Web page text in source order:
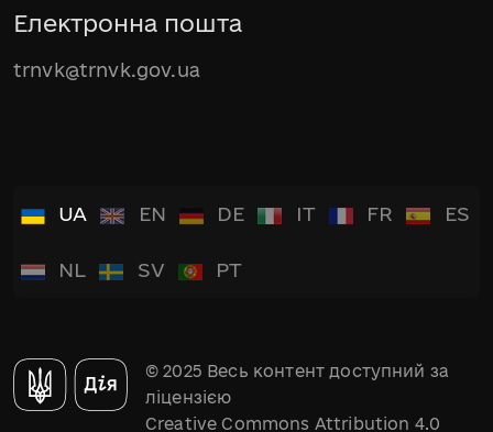
Електронна пошта
trnvk@trnvk.gov.ua
UA EN DE IT FR ES
NL SV PT
© 2025 Весь контент доступний за
ліцензією
Creative Commons Attribution 4.0